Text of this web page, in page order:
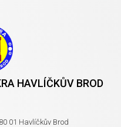
HAVLÍČKŮV BROD
01 Havlíčkův Brod